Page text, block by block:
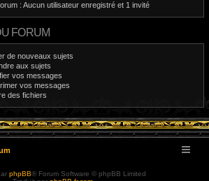
: Aucun utilisateur enregistré et 1 invité
FORUM
de nouveaux sujets
aux sujets
vos messages
vos messages
des fichiers
phpBB® Forum Software © phpBB Limited